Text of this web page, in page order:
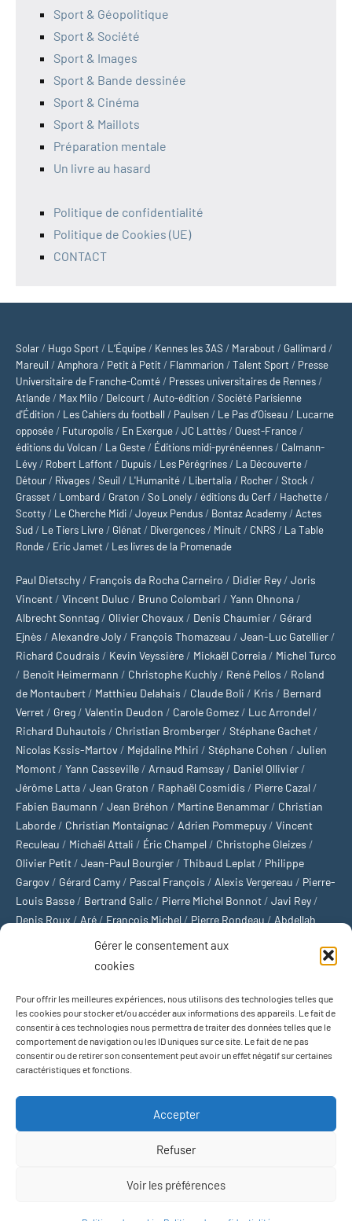
Gérer le consentement aux
cookies
Pour offrir les meilleures expériences, nous utilisons des technologies telles que
les cookies pour stocker et/ou accéder aux informations des appareils. Le fait de
consentir à ces technologies nous permettra de traiter des données telles que le
comportement de navigation ou les ID uniques sur ce site. Le fait de ne pas
consentir ou de retirer son consentement peut avoir un effet négatif sur certaines
caractéristiques et fonctions.
Accepter
Refuser
Voir les préférences
Sport & Géopolitique
Sport & Société
Sport & Images
Sport & Bande dessinée
Sport & Cinéma
Sport & Maillots
Préparation mentale
Un livre au hasard
Politique de confidentialité
Politique de Cookies (UE)
CONTACT
Solar / Hugo Sport / L’Équipe / Kennes les 3AS / Marabout / Gallimard /
Mareuil / Amphora / Petit à Petit / Flammarion /Talent Sport / Presse
Universitaire de Franche-Comté / Presses universitaires de Rennes /
Atlande / Max Milo / Delcourt / Auto-édition /Société Parisienne
d'Édition / Les Cahiers du football / Paulsen / Le Pas d’Oiseau / Lucarne
opposée / Futuropolis / En Exergue /JC Lattès / Ouest-France /
éditions du Volcan / La Geste / Éditions midi-pyrénéennes / Calmann-
Lévy / Robert Laffont / Dupuis / Les Pérégrines / La Découverte /
Détour / Rivages /Seuil / L'Humanité / Libertalia / Rocher /Stock /
Grasset / Lombard / Graton /So Lonely /éditions du Cerf / Hachette /
Scotty / Le Cherche Midi /Joyeux Pendus / Bontaz Academy / Actes
Sud / Le Tiers Livre / Glénat / Divergences / Minuit / CNRS / La Table
Ronde / Eric Jamet / Les livres de la Promenade
Paul Dietschy / François da Rocha Carneiro / Didier Rey / Joris
Vincent / Vincent Duluc / Bruno Colombari / Yann Ohnona /
Albrecht Sonntag / Olivier Chovaux / Denis Chaumier / Gérard
Ejnès / Alexandre Joly / François Thomazeau / Jean-Luc Gatellier /
Richard Coudrais / Kevin Veyssière / Mickaël Correia / Michel Turco
/ Benoît Heimermann / Christophe Kuchly / René Pellos / Roland
de Montaubert / Matthieu Delahais / Claude Boli / Kris / Bernard
Verret / Greg / Valentin Deudon / Carole Gomez / Luc Arrondel /
Richard Duhautois / Christian Bromberger / Stéphane Gachet /
Nicolas Kssis-Martov / Mejdaline Mhiri / Stéphane Cohen / Julien
Momont / Yann Casseville / Arnaud Ramsay / Daniel Ollivier /
Jérôme Latta / Jean Graton / Raphaël Cosmidis / Pierre Cazal /
Fabien Baumann / Jean Bréhon / Martine Benammar / Christian
Laborde / Christian Montaignac / Adrien Pommepuy / Vincent
Reculeau / Michaël Attali / Éric Champel / Christophe Gleizes /
Olivier Petit / Jean-Paul Bourgier / Thibaud Leplat / Philippe
Gargov / Gérard Camy / Pascal François / Alexis Vergereau / Pierre-
Louis Basse / Bertrand Galic / Pierre Michel Bonnot / Javi Rey /
Denis Roux / Aré / François Michel / Pierre Rondeau / Abdellah
Michaël Delépine
Football/ Cyclisme/Tous les sports/Jeux olympiques/Rugby/
Basket-ball/Sports US/Boxe/Tennis/Bateaux/Formule 1/
Moto/Natation/Sports d'hiver/Marathon/Trail/Automobile
Baseball/Golf/Athlétisme
Football gaélique
Sports de combat
Thème WordPress : Occasio par ThemeZee.